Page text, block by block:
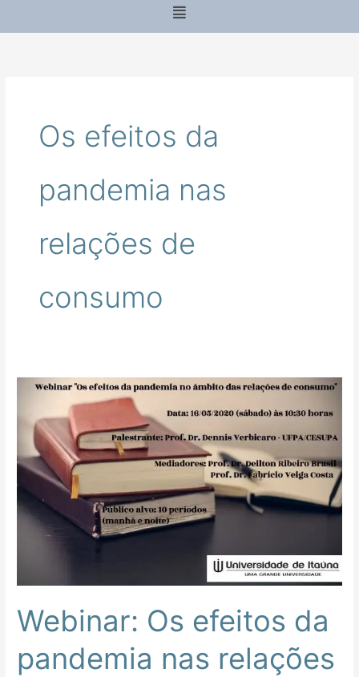
Menu
Os efeitos da
pandemia nas
relações de
consumo
Webinar: Os efeitos da
pandemia nas relações
Webinar:
efeitos
pandemia
nas
relações